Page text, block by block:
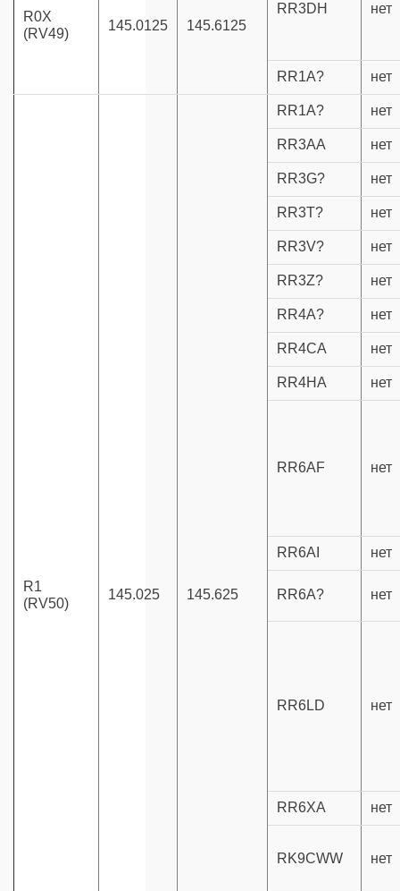
R0X
(RV49)
145.0125 145.6125
RR3DH нет
RR1A? нет
R1
(RV50)
145.025 145.625
RR1A? нет
RR3AA нет
RR3G? нет
RR3T? нет
RR3V? нет
RR3Z? нет
RR4A? нет
RR4CA нет
RR4HA нет
RR6AF нет
RR6AI нет
RR6A? нет
RR6LD нет
RR6XA нет
RK9CWW нет